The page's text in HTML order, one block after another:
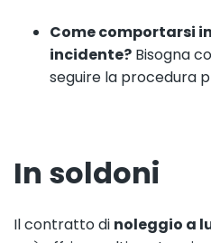
Come comportarsi
incidente? Bisogna
seguire la procedura
In soldoni
Il contratto di noleggio a